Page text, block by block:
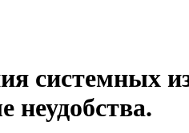
системных
неудобства.